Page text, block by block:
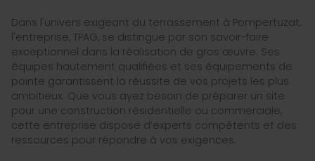
Dans l'univers exigeant du terrassement à Pompertuzat,
l'entreprise, TPAG, se distingue par son savoir-faire
exceptionnel dans la réalisation de gros œuvre. Ses
équipes hautement qualifiées et ses équipements de
pointe garantissent la réussite de vos projets les plus
ambitieux. Que vous ayez besoin de préparer un site
pour une construction résidentielle ou commerciale,
cette entreprise dispose d’experts compétents et des
ressources pour répondre à vos exigences.